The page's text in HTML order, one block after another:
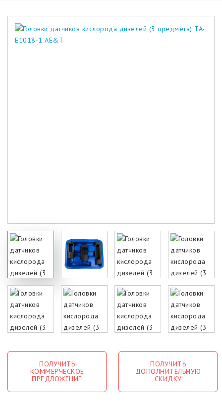
ПОЛУЧИТЬ
КОММЕРЧЕСКОЕ
ПРЕДЛОЖЕНИЕ
ПОЛУЧИТЬ
ДОПОЛНИТЕЛЬНУЮ
СКИДКУ